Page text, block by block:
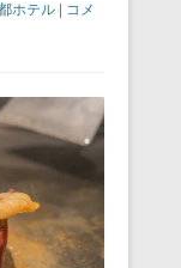
e
a
ホテル
コメ